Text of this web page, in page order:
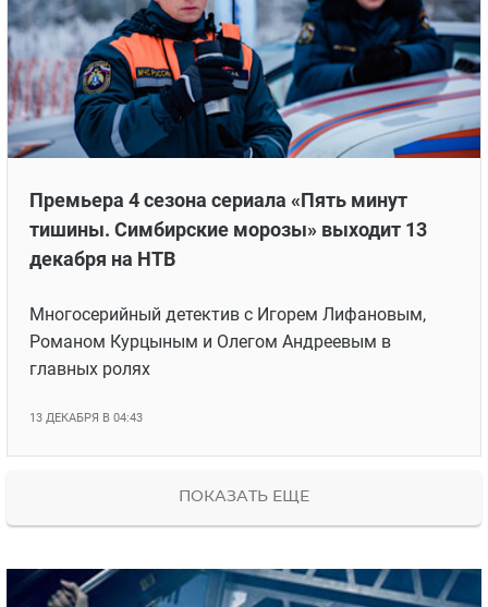
Премьера 4 сезона сериала «Пять минут
тишины. Симбирские морозы» выходит 13
декабря на НТВ
Многосерийный детектив с Игорем Лифановым,
Романом Курцыным и Олегом Андреевым в
главных ролях
13 ДЕКАБРЯ В 04:43
ПОКАЗАТЬ ЕЩЕ